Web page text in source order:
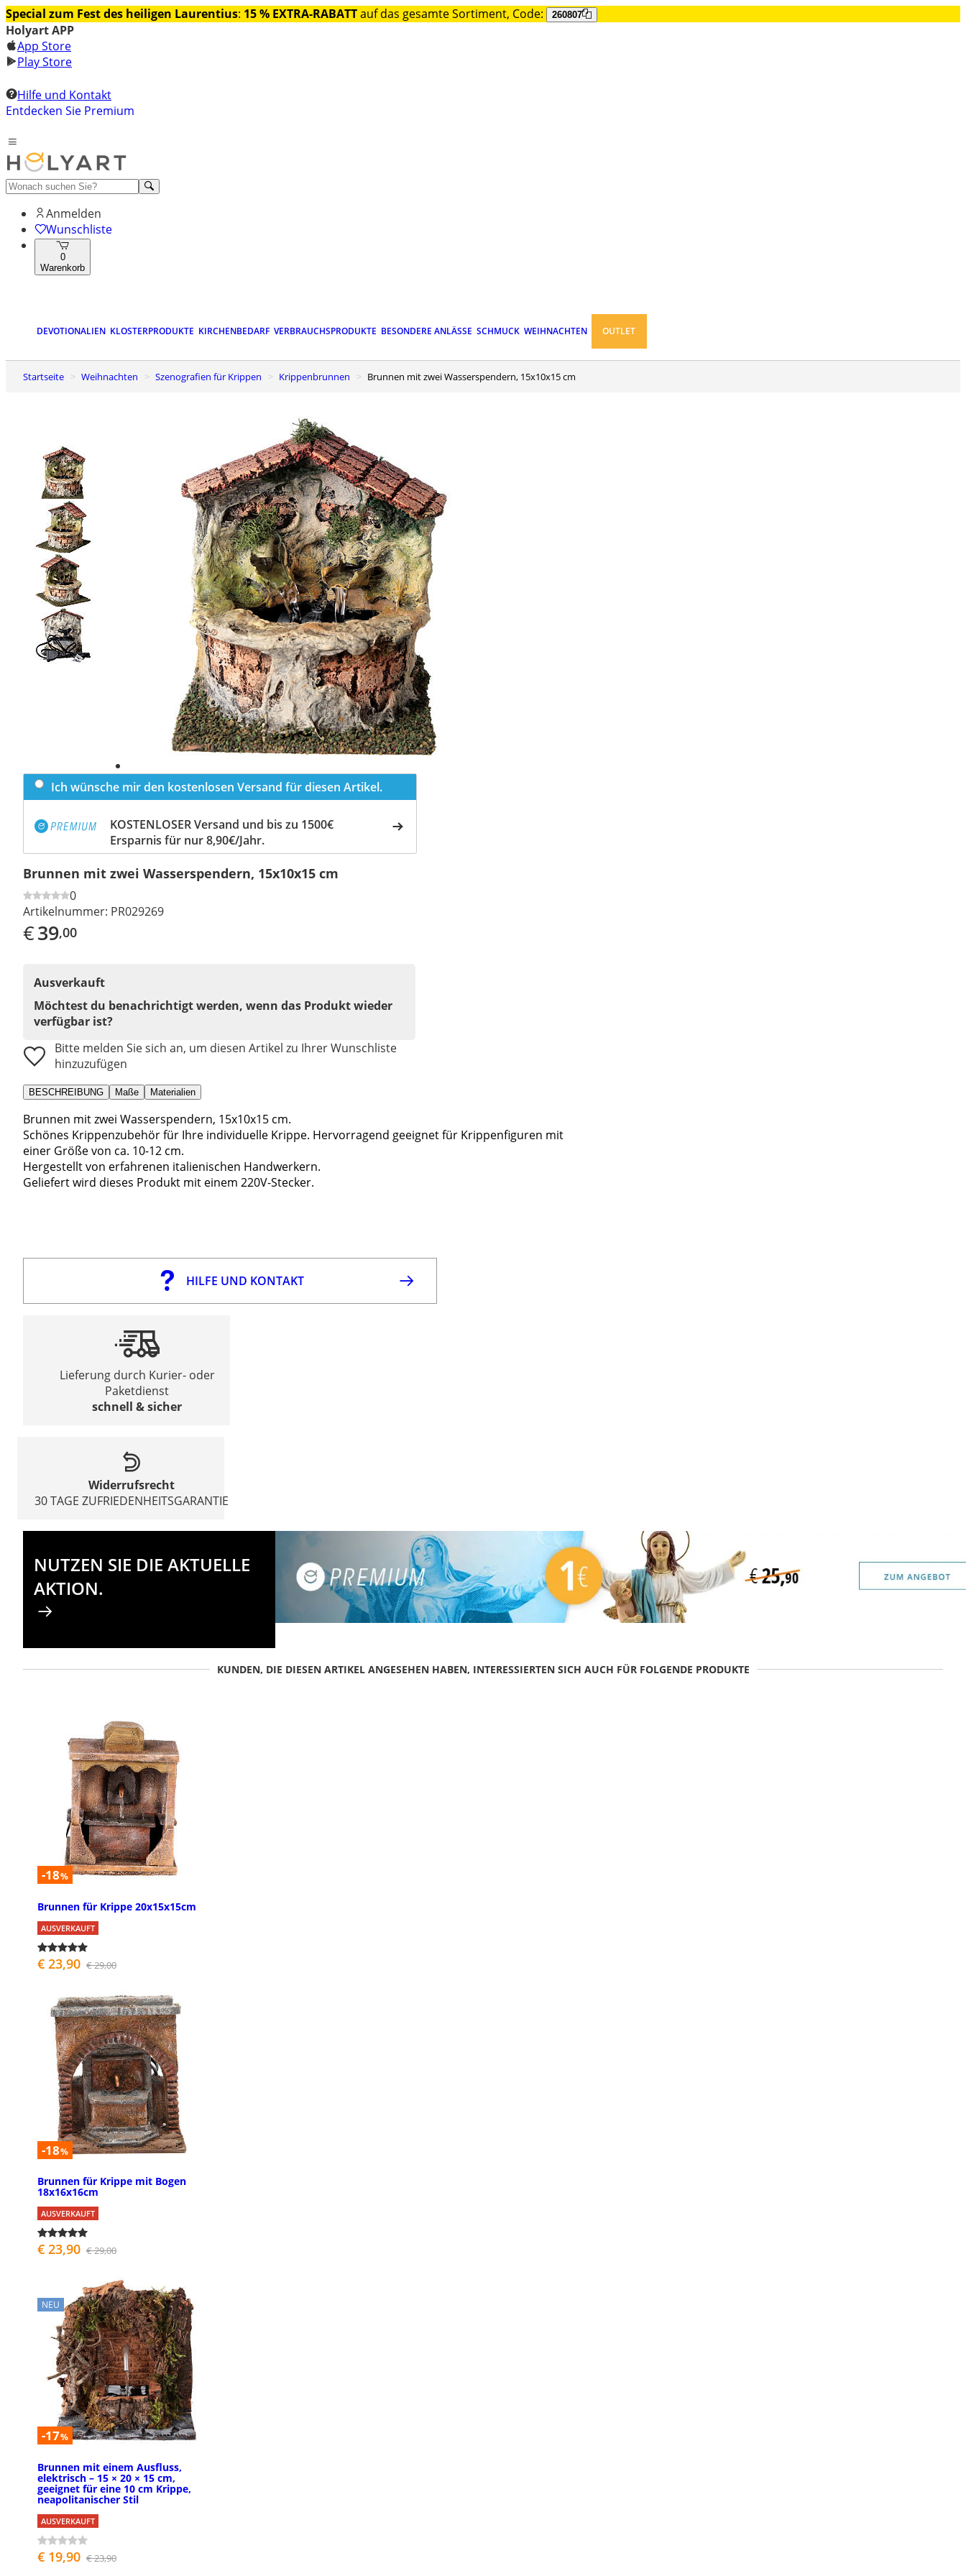
Special zum Fest des heiligen Laurentius: 15 % EXTRA-RABATTauf das gesamte Sortiment, Code: 260807
Holyart APP
App Store
Play Store
Hilfe und Kontakt
Entdecken Sie Premium
Anmelden
Wunschliste
0
Warenkorb
DEVOTIONALIEN KLOSTERPRODUKTE KIRCHENBEDARF VERBRAUCHSPRODUKTE BESONDERE ANLÄSSE SCHMUCK WEIHNACHTEN OUTLET
Startseite Weihnachten Szenografien für Krippen Krippenbrunnen Brunnen mit zwei Wasserspendern, 15x10x15 cm
Ich wünsche mir den kostenlosen Versand für diesen Artikel.
KOSTENLOSER Versand und bis zu 1500€
Ersparnis für nur 8,90€/Jahr.
Brunnen mit zwei Wasserspendern, 15x10x15 cm
0
Artikelnummer: PR029269
€39,00
Ausverkauft
Möchtest du benachrichtigt werden, wenn das Produkt wieder
verfügbar ist?
Bitte melden Sie sich an, um diesen Artikel zu Ihrer Wunschliste
hinzuzufügen
BESCHREIBUNG Maße Materialien
Brunnen mit zwei Wasserspendern, 15x10x15 cm.
Schönes Krippenzubehör für Ihre individuelle Krippe. Hervorragend geeignet für Krippenfiguren mit
einer Größe von ca. 10-12 cm.
Hergestellt von erfahrenen italienischen Handwerkern.
Geliefert wird dieses Produkt mit einem 220V-Stecker.
HILFE UND KONTAKT
Lieferung durch Kurier- oder
Paketdienst
schnell & sicher
Widerrufsrecht
30 TAGE ZUFRIEDENHEITSGARANTIE
NUTZEN SIE DIE AKTUELLE
AKTION.
KUNDEN, DIE DIESEN ARTIKEL ANGESEHEN HABEN, INTERESSIERTEN SICH AUCH FÜR FOLGENDE PRODUKTE
-18%
Brunnen für Krippe 20x15x15cm
AUSVERKAUFT
€ 23,90 € 29,00
-18%
Brunnen für Krippe mit Bogen
18x16x16cm
AUSVERKAUFT
€ 23,90 € 29,00
NEU
-17%
Brunnen mit einem Ausfluss,
elektrisch – 15 × 20 × 15 cm,
geeignet für eine 10 cm Krippe,
neapolitanischer Stil
AUSVERKAUFT
€ 19,90 € 23,90